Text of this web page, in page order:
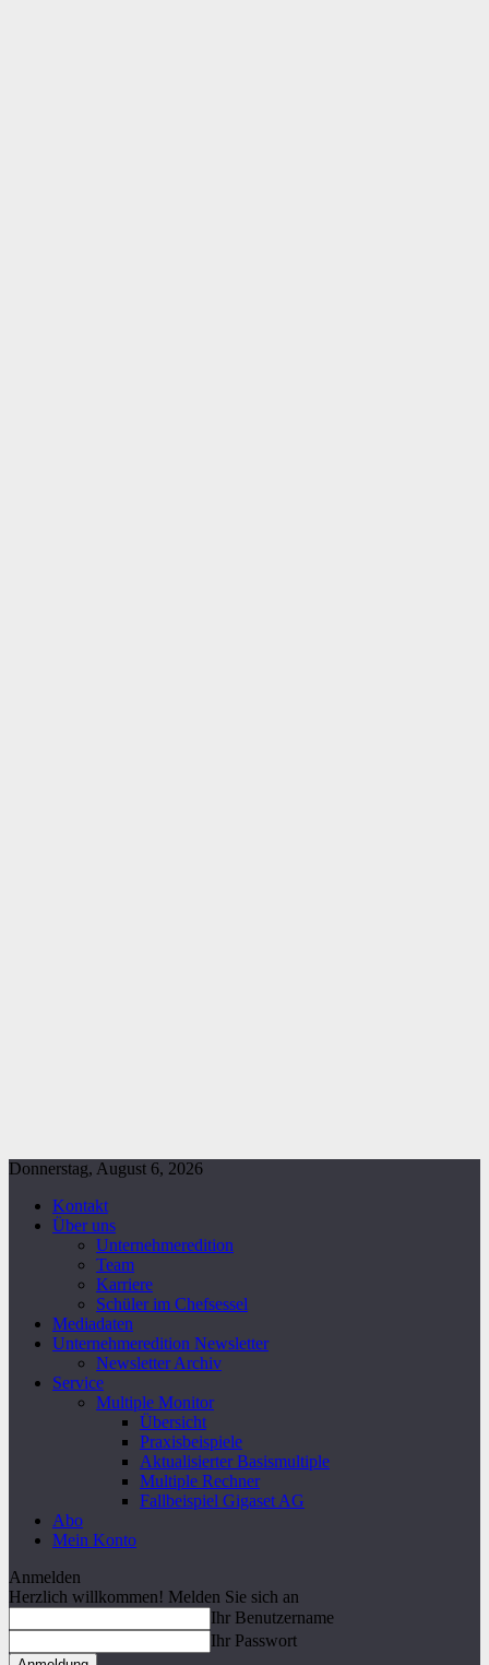
Donnerstag, August 6, 2026
Kontakt
Über uns
Unternehmeredition
Team
Karriere
Schüler im Chefsessel
Mediadaten
Unternehmeredition Newsletter
Newsletter Archiv
Service
Multiple Monitor
Übersicht
Praxisbeispiele
Aktualisierter Basismultiple
Multiple Rechner
Fallbeispiel Gigaset AG
Abo
Mein Konto
Anmelden
Herzlich willkommen! Melden Sie sich an
Ihr Benutzername
Ihr Passwort